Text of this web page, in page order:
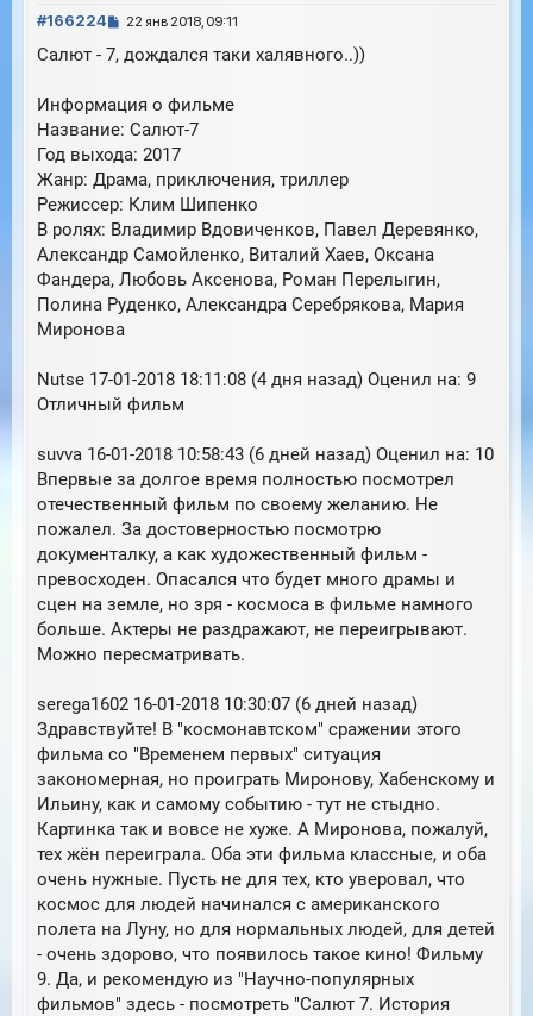
#166224
С
о
щ
е
н
и
е
22 янв 2018, 09:11
Салют - 7, дождался таки халявного..))
Информация о фильме
Название: Салют-7
Год выхода: 2017
Жанр: Драма, приключения, триллер
Режиссер: Клим Шипенко
В ролях: Владимир Вдовиченков, Павел Деревянко,
Александр Самойленко, Виталий Хаев, Оксана
Фандера, Любовь Аксенова, Роман Перелыгин,
Полина Руденко, Александра Серебрякова, Мария
Миронова
Nutse 17-01-2018 18:11:08 (4 дня назад) Оценил на: 9
Отличный фильм
suvva 16-01-2018 10:58:43 (6 дней назад) Оценил на: 10
Впервые за долгое время полностью посмотрел
отечественный фильм по своему желанию. Не
пожалел. За достоверностью посмотрю
документалку, а как художественный фильм -
превосходен. Опасался что будет много драмы и
сцен на земле, но зря - космоса в фильме намного
больше. Актеры не раздражают, не переигрывают.
Можно пересматривать.
serega1602 16-01-2018 10:30:07 (6 дней назад)
Здравствуйте! В "космонавтском" сражении этого
фильма со "Временем первых" ситуация
закономерная, но проиграть Миронову, Хабенскому и
Ильину, как и самому событию - тут не стыдно.
Картинка так и вовсе не хуже. А Миронова, пожалуй,
тех жён переиграла. Оба эти фильма классные, и оба
очень нужные. Пусть не для тех, кто уверовал, что
космос для людей начинался с американского
полета на Луну, но для нормальных людей, для детей
- очень здорово, что появилось такое кино! Фильму
9. Да, и рекомендую из "Научно-популярных
фильмов" здесь - посмотреть "Салют 7. История